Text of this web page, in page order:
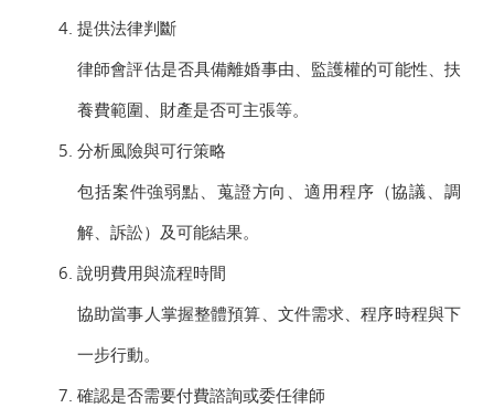
提供法律判斷
律師會評估是否具備離婚事由、監護權的可能性、扶
養費範圍、財產是否可主張等。
分析風險與可行策略
包括案件強弱點、蒐證方向、適用程序（協議、調
解、訴訟）及可能結果。
說明費用與流程時間
協助當事人掌握整體預算、文件需求、程序時程與下
一步行動。
確認是否需要付費諮詢或委任律師